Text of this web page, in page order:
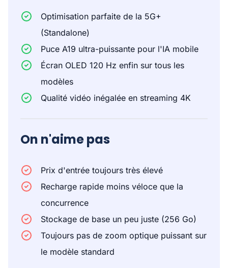
Optimisation parfaite de la 5G+
(Standalone)
Puce A19 ultra-puissante pour l'IA mobile
Écran OLED 120 Hz enfin sur tous les
modèles
Qualité vidéo inégalée en streaming 4K
On n'aime pas
Prix d'entrée toujours très élevé
Recharge rapide moins véloce que la
concurrence
Stockage de base un peu juste (256 Go)
Toujours pas de zoom optique puissant sur
le modèle standard